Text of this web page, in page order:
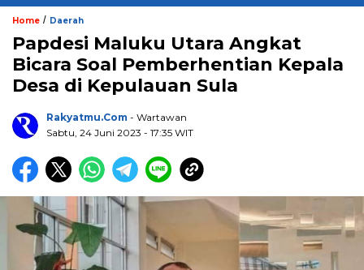
Home / Daerah
Papdesi Maluku Utara Angkat
Bicara Soal Pemberhentian Kepala
Desa di Kepulauan Sula
Rakyatmu.com - Wartawan
Sabtu, 24 Juni 2023 - 17:35 WIT